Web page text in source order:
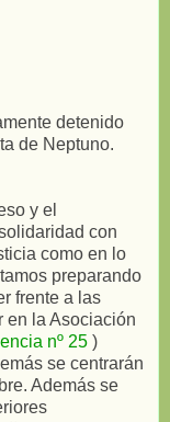
detenido
de Neptuno.
y el
con
como en lo
preparando
frente a las
en la Asociación
nº 25 )
se centrarán
Además se